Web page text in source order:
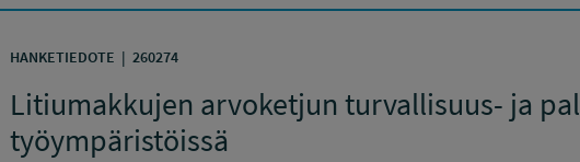
HANKETIEDOTE 260274
Litiumakkujen arvoketjun turvallisuus- ja
työympäristöissä